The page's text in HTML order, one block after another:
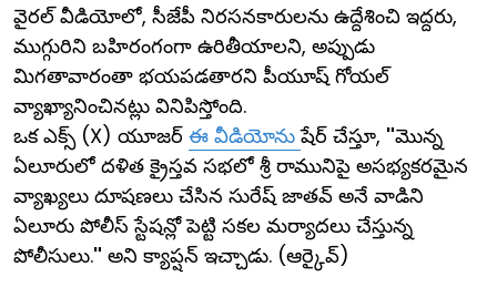
వైరల్ వీడియోలో, సీజేపీ నిరసనకారులను ఉద్దేశించి ఇద్దరు,
ముగ్గురిని బహిరంగంగా ఉరితీయాలని, అప్పుడు
మిగతావారంతా భయపడతారని పీయూష్ గోయల్
వ్యాఖ్యానించినట్లు వినిపిస్తోంది.
ఒక ఎక్స్‌ (X) యూజర్ ఈ వీడియోనుషేర్ చేస్తూ, "మొన్న
ఏలూరులో దళిత క్రైస్తవ సభలో శ్రీ రామునిపై అసభ్యకరమైన
వ్యాఖ్యలు దూషణలు చేసిన సురేష్ జాతవ్ అనే వాడిని
ఏలూరు పోలీస్ స్టేషన్లో పెట్టి సకల మర్యాదలు చేస్తున్న
పోలీసులు." అని క్యాప్షన్ ఇచ్చాడు. (ఆర్కైవ్)